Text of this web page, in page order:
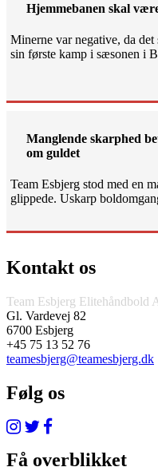
Hjemmebanen skal
Minerne var negative, da
sin første kamp i sæsonen i
Manglende skarphed
om guldet
Team Esbjerg stod med en
glippede. Uskarp
Kontakt os
Team Esbjerg Elitehåndbold
Gl. Vardevej 82
6700 Esbjerg
+45 75 13 52 76
teamesbjerg@teamesbjerg.dk
Følg os
Få overblikket